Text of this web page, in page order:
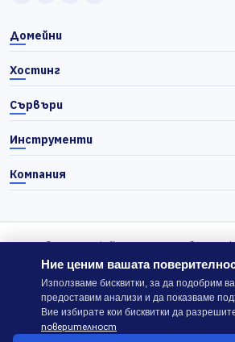
Домейни
Хостинг
Сървъри
Инструменти
Компания
© 2026 Actiefhost. Съгласно
законодателство цените в сайта се
изчислява отделно при завършване на
приложимо.
Ние ценим вашата
Използваме бисквитки, за да подобрим
предоставим анализи и да показваме
Вие избирате кои бисквитки да
поверителност